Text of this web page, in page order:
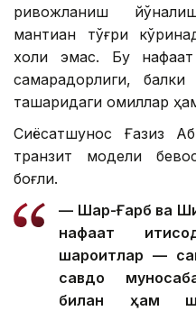
ривожланиш
мантиқан тўғри
холи эмас. Бу
самарадорлиги, балки
ташқаридаги омиллар
Сиёсатшунос Ғазиз
транзит модели
боғлиқ.
— Шарқ-Ғарб ва
нафақат
шароитлар —
савдо
билан ҳам